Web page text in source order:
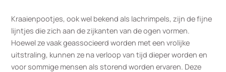
Kraaienpootjes, ook wel bekend als lachrimpels, zijn de fijne
lijntjes die zich aan de zijkanten van de ogen vormen.
Hoewel ze vaak geassocieerd worden met een vrolijke
uitstraling, kunnen ze na verloop van tijd dieper worden en
voor sommige mensen als storend worden ervaren. Deze